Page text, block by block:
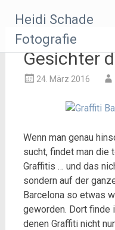
Inhalt
springen
Heidi Schade
Fotografie
Gesichter
24. März 2016
Wenn man genau
sucht, findet man die
Graffitis … und das
sondern auf der
Barcelona so etwas
geworden. Dort finde
denen Graffiti nicht